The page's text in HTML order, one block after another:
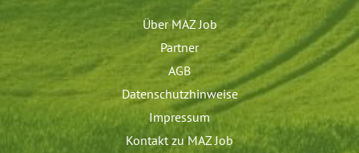
Über MAZ Job
Partner
AGB
Datenschutzhinweise
Impressum
Kontakt zu MAZ Job